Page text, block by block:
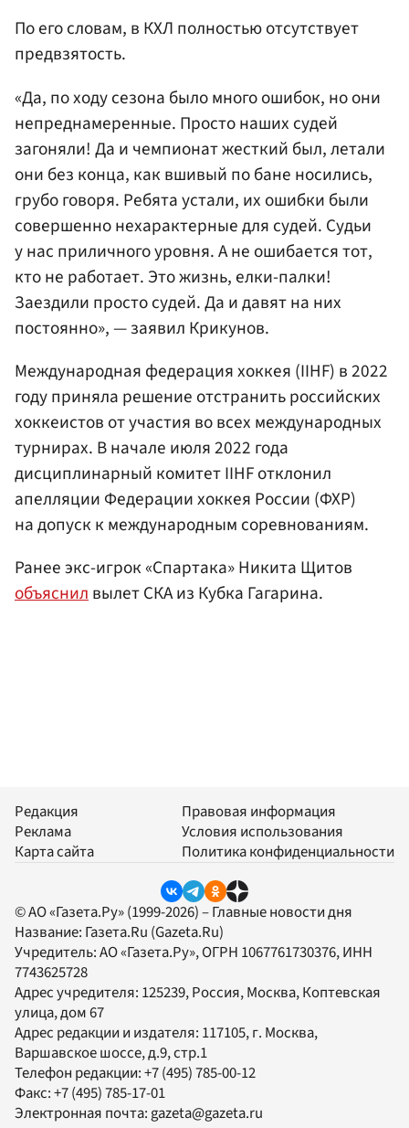
По его словам, в КХЛ полностью отсутствует
предвзятость.
«Да, по ходу сезона было много ошибок, но они
непреднамеренные. Просто наших судей
загоняли! Да и чемпионат жесткий был, летали
они без конца, как вшивый по бане носились,
грубо говоря. Ребята устали, их ошибки были
совершенно нехарактерные для судей. Судьи
у нас приличного уровня. А не ошибается тот,
кто не работает. Это жизнь, елки-палки!
Заездили просто судей. Да и давят на них
постоянно», — заявил Крикунов.
Международная федерация хоккея (IIHF) в 2022
году приняла решение отстранить российских
хоккеистов от участия во всех международных
турнирах. В начале июля 2022 года
дисциплинарный комитет IIHF отклонил
апелляции Федерации хоккея России (ФХР)
на допуск к международным соревнованиям.
Ранее экс-игрок «Спартака» Никита Щитов
объяснилвылет СКА из Кубка Гагарина.
Редакция
Реклама
Карта сайта
Правовая информация
Условия использования
Политика конфиденциальности
© АО «Газета.Ру» (1999-2026) – Главные новости дня
Название: Газета.Ru (Gazeta.Ru)
Учредитель:АО «Газета.Ру», ОГРН 1067761730376, ИНН
7743625728
Адрес учредителя: 125239, Россия, Москва, Коптевская
улица, дом 67
Адрес редакции и издателя: 117105, г. Москва,
Варшавское шоссе, д.9, стр.1
Телефон редакции:+7 (495) 785-00-12
Факс:+7 (495) 785-17-01
Электронная почта:gazeta@gazeta.ru